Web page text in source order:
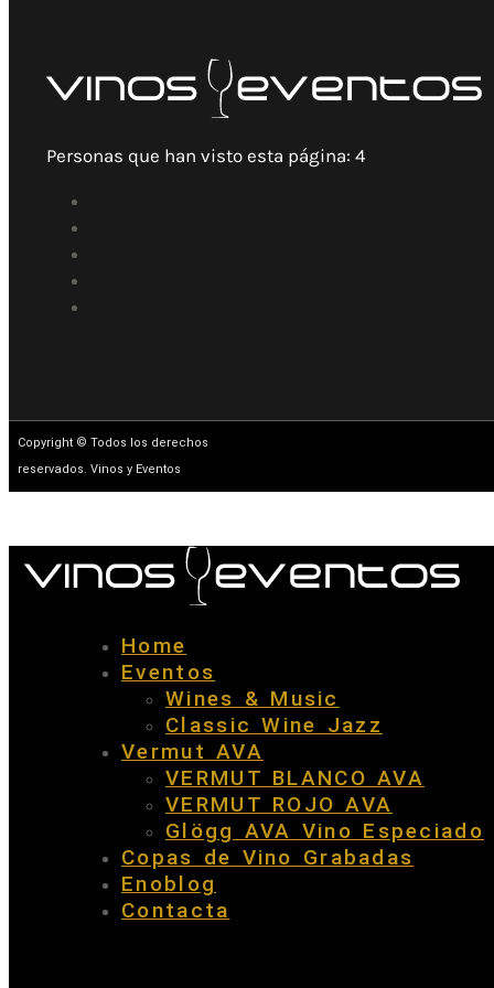
Personas que han visto esta página: 4
Copyright © Todos los derechos
reservados. Vinos y Eventos
Home
Eventos
Wines & Music
Classic Wine Jazz
Vermut AVA
VERMUT BLANCO AVA
VERMUT ROJO AVA
Glögg AVA Vino Especiado
Copas de Vino Grabadas
Enoblog
Contacta